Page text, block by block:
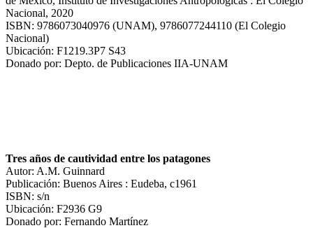
Nacional, 2020
ISBN: 9786073040976 (UNAM), 9786077244110 (El Colegio
Nacional)
Ubicación: F1219.3P7 S43
Donado por: Depto. de Publicaciones IIA-UNAM
Tres años de cautividad entre los patagones
Autor: A.M. Guinnard
Publicación: Buenos Aires : Eudeba, c1961
ISBN: s/n
Ubicación: F2936 G9
Donado por: Fernando Martínez